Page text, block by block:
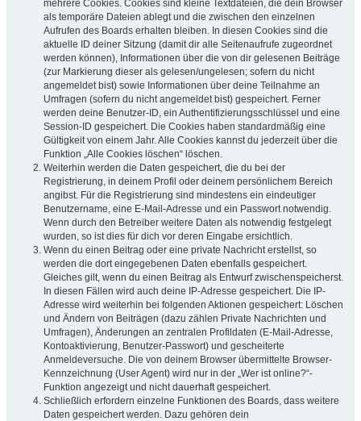
mehrere Cookies. Cookies sind kleine Textdateien, die dein Browser
als temporäre Dateien ablegt und die zwischen den einzelnen
Aufrufen des Boards erhalten bleiben. In diesen Cookies sind die
aktuelle ID deiner Sitzung (damit dir alle Seitenaufrufe zugeordnet
werden können), Informationen über die von dir gelesenen Beiträge
(zur Markierung dieser als gelesen/ungelesen; sofern du nicht
angemeldet bist) sowie Informationen über deine Teilnahme an
Umfragen (sofern du nicht angemeldet bist) gespeichert. Ferner
werden deine Benutzer-ID, ein Authentifizierungsschlüssel und eine
Session-ID gespeichert. Die Cookies haben standardmäßig eine
Gültigkeit von einem Jahr. Alle Cookies kannst du jederzeit über die
Funktion „Alle Cookies löschen“ löschen.
Weiterhin werden die Daten gespeichert, die du bei der
Registrierung, in deinem Profil oder deinem persönlichem Bereich
angibst. Für die Registrierung sind mindestens ein eindeutiger
Benutzername, eine E-Mail-Adresse und ein Passwort notwendig.
Wenn durch den Betreiber weitere Daten als notwendig festgelegt
wurden, so ist dies für dich vor deren Eingabe ersichtlich.
Wenn du einen Beitrag oder eine private Nachricht erstellst, so
werden die dort eingegebenen Daten ebenfalls gespeichert.
Gleiches gilt, wenn du einen Beitrag als Entwurf zwischenspeicherst.
In diesen Fällen wird auch deine IP-Adresse gespeichert. Die IP-
Adresse wird weiterhin bei folgenden Aktionen gespeichert: Löschen
und Ändern von Beiträgen (dazu zählen Private Nachrichten und
Umfragen), Änderungen an zentralen Profildaten (E-Mail-Adresse,
Kontoaktivierung, Benutzer-Passwort) und gescheiterte
Anmeldeversuche. Die von deinem Browser übermittelte Browser-
Kennzeichnung (User Agent) wird nur in der „Wer ist online?“-
Funktion angezeigt und nicht dauerhaft gespeichert.
Schließlich erfordern einzelne Funktionen des Boards, dass weitere
Daten gespeichert werden. Dazu gehören dein